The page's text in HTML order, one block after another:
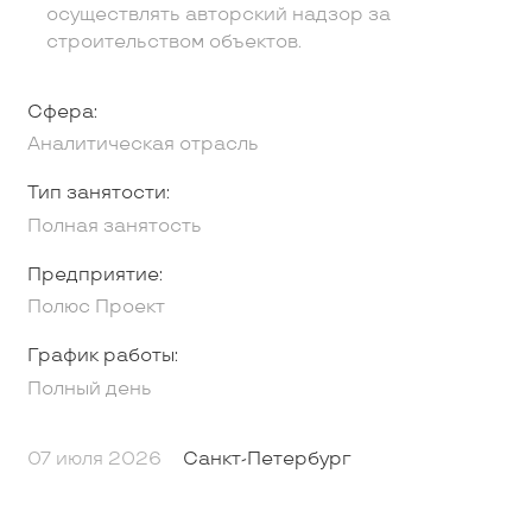
осуществлять авторский надзор за
строительством объектов.
Сфера:
Аналитическая отрасль
Тип занятости:
Полная занятость
Предприятие:
Полюс Проект
График работы:
Полный день
07 июля 2026 Санкт-Петербург